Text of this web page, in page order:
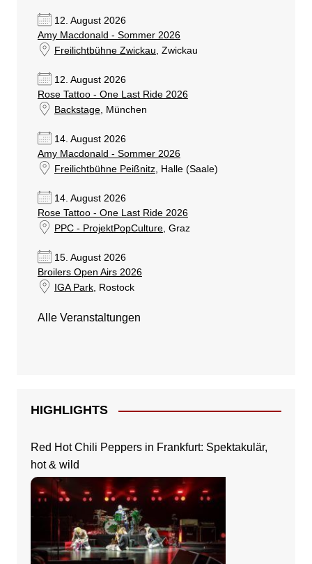
12. August 2026
Amy Macdonald - Sommer 2026
Freilichtbühne Zwickau, Zwickau
12. August 2026
Rose Tattoo - One Last Ride 2026
Backstage, München
14. August 2026
Amy Macdonald - Sommer 2026
Freilichtbühne Peißnitz, Halle (Saale)
14. August 2026
Rose Tattoo - One Last Ride 2026
PPC - ProjektPopCulture, Graz
15. August 2026
Broilers Open Airs 2026
IGA Park, Rostock
Alle Veranstaltungen
HIGHLIGHTS
Red Hot Chili Peppers in Frankfurt: Spektakulär,
hot & wild